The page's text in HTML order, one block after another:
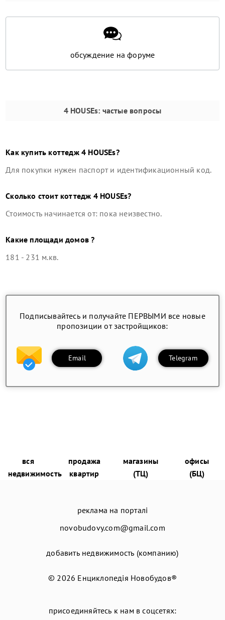
обсуждение на форуме
4 HOUSEs: частые вопросы
Как купитькоттедж 4 HOUSEs?
Для покупки нужен паспорт и идентификационный код.
Сколько стоиткоттедж 4 HOUSEs?
Стоимость начинается от: пока неизвестно.
Какие площади домов ?
181 - 231 м.кв.
Подписывайтесь и получайте ПЕРВЫМИ все новые
пропозиции от застройщиков:
Email Telegram
вся
недвижимость
продажа
квартир
магазины
(ТЦ)
офисы
(БЦ)
реклама на порталі
novobudovy.com@gmail.com
добавить недвижимость (компанию)
© 2026 Енциклопедія Новобудов®
присоединяйтесь к нам в соцсетях: